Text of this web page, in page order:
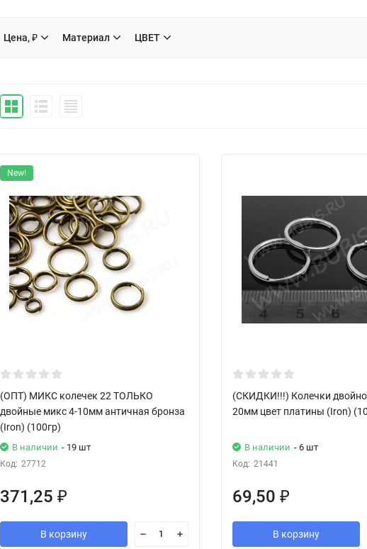
Цена, ₽ Материал ЦВЕТ
New!
(ОПТ) МИКС колечек 22 ТОЛЬКО
двойные микс 4-10мм античная бронза
(Iron) (100гр)
В наличии - 19 шт
Код: 27712
371,25 ₽
В корзину
(СКИДКИ!!!) Колечки
20мм цвет платины (Iron)
В наличии - 6 шт
Код: 21441
69,50 ₽
В корзину